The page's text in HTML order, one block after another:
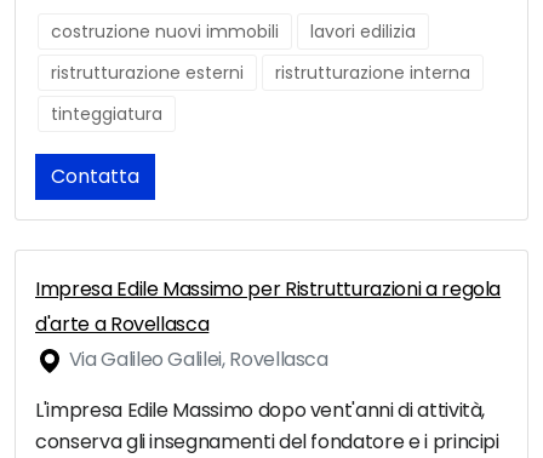
costruzione nuovi immobili
lavori edilizia
ristrutturazione esterni
ristrutturazione interna
tinteggiatura
Contatta
Impresa Edile Massimo per Ristrutturazioni a regola
d'arte a Rovellasca
Via Galileo Galilei, Rovellasca
L'impresa Edile Massimo dopo vent'anni di attività,
conserva gli insegnamenti del fondatore e i principi